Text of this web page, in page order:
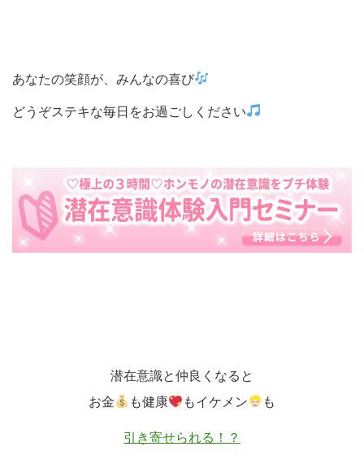
あなたの笑顔が、みんなの喜び
どうぞステキな毎日をお過ごしください
潜在意識と仲良くなると
お金
も健康 もイケメン も
引き寄せられる！？